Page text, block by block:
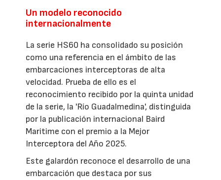
Un modelo reconocido
internacionalmente
La serie HS60 ha consolidado su posición
como una referencia en el ámbito de las
embarcaciones interceptoras de alta
velocidad. Prueba de ello es el
reconocimiento recibido por la quinta unidad
de la serie, la 'Río Guadalmedina', distinguida
por la publicación internacional Baird
Maritime con el premio a la Mejor
Interceptora del Año 2025.
Este galardón reconoce el desarrollo de una
embarcación que destaca por sus